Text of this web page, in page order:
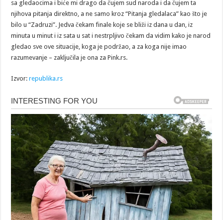
sa gledaocima i biće mi drago da čujem sud naroda i da čujem ta
njihova pitanja direktno, a ne samo kroz “Pitanja gledalaca” kao što je
bilo u “Zadruzi”. Jedva čekam finale koje se bliži iz dana u dan, iz
minuta u minut i iz sata u sat i nestrpljivo čekam da vidim kako je narod
gledao sve ove situacije, koga je podržao, a za koga nije imao
razumevanje – zaključila je ona za Pink.rs.
Izvor:republika.rs